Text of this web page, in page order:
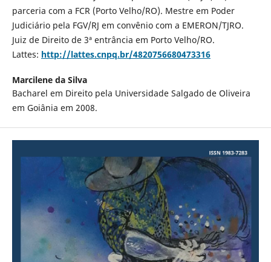
parceria com a FCR (Porto Velho/RO). Mestre em Poder
Judiciário pela FGV/RJ em convênio com a EMERON/TJRO.
Juiz de Direito de 3ª entrância em Porto Velho/RO.
Lattes: http://lattes.cnpq.br/4820756680473316
Marcilene da Silva
Bacharel em Direito pela Universidade Salgado de Oliveira
em Goiânia em 2008.